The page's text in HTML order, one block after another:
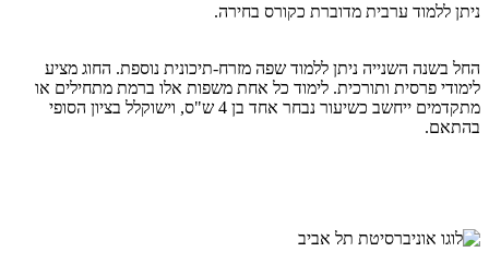
ניתן ללמוד ערבית מדוברת כקורס בחירה.
החל בשנה השנייה ניתן ללמוד שפה מזרח-תיכונית נוספת. החוג מציע
לימודי פרסית ותורכית. לימוד כל אחת משפות אלו ברמת מתחילים או
מתקדמים ייחשב כשיעור נבחר אחד בן 4 ש"ס, וישוקלל בציון הסופי
בהתאם.